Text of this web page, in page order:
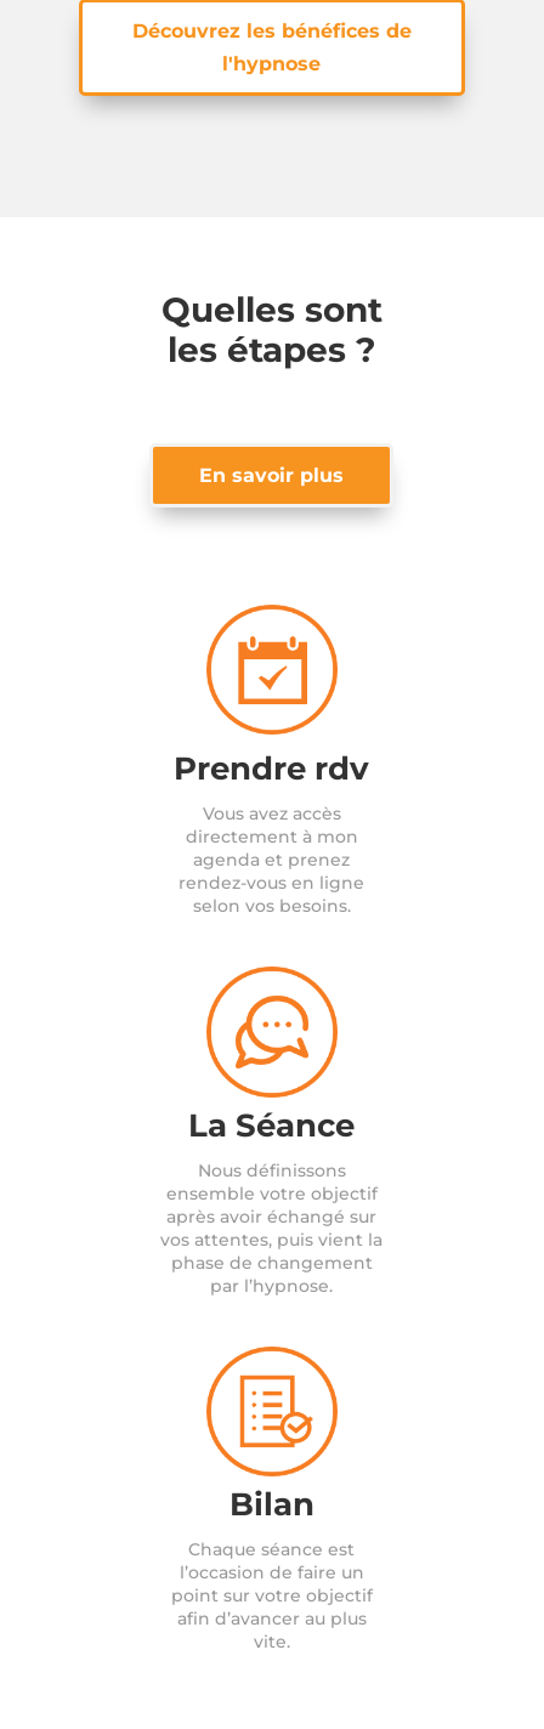
Découvrez les bénéfices de
l'hypnose
Quelles sont
les étapes ?
En savoir plus
Prendre rdv
Vous avez accès
directement à mon
agenda et prenez
rendez-vous en ligne
selon vos besoins.
La Séance
Nous définissons
ensemble votre objectif
après avoir échangé sur
vos attentes, puis vient la
phase de changement
par l’hypnose.
Bilan
Chaque séance est
l’occasion de faire un
point sur votre objectif
afin d’avancer au plus
vite.